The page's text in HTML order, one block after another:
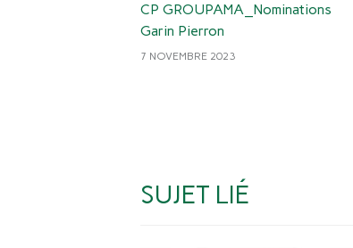
CP GROUPAMA_Nominations
Garin Pierron
7 NOVEMBRE 2023
SUJET LIÉ